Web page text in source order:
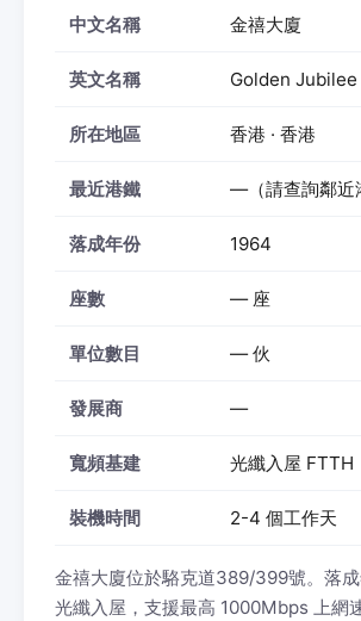
中文名稱 金禧大廈
英文名稱 Golden
所在地區 香港 · 香港
最近港鐵 —（請查詢鄰近
落成年份 1964
座數 — 座
單位數目 — 伙
發展商 —
寬頻基建 光纖入屋 FTTH
裝機時間 2-4 個工作天
金禧大廈位於駱克道389/399號。落成
光纖入屋，支援最高 1000Mbps 上網